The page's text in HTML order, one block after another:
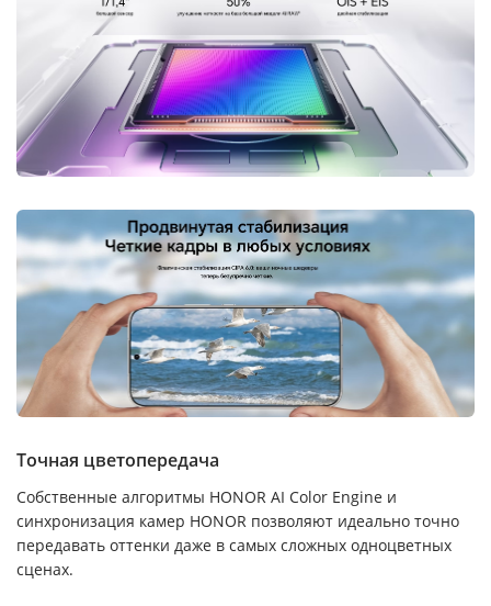
Точная цветопередача
Собственные алгоритмы HONOR AI Color Engine и
синхронизация камер HONOR позволяют идеально точно
передавать оттенки даже в самых сложных одноцветных
сценах.